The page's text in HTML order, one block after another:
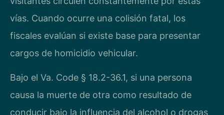
vías. Cuando ocurre una colisión fatal, los
fiscales evalúan si existe base para presentar
cargos de homicidio vehicular.
Bajo el Va. Code § 18.2-36.1, si una persona
causa la muerte de otra como resultado de
conducir bajo la influencia del alcohol o drogas